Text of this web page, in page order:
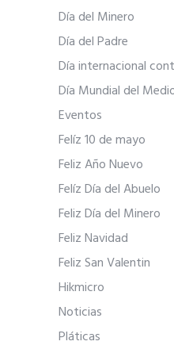
Día del Minero
Día del Padre
Día internacional
Día Mundial del
Eventos
Felíz 10 de mayo
Feliz Año Nuevo
Felíz Día del Abuelo
Feliz Día del Minero
Feliz Navidad
Feliz San Valentin
Hikmicro
Noticias
Pláticas